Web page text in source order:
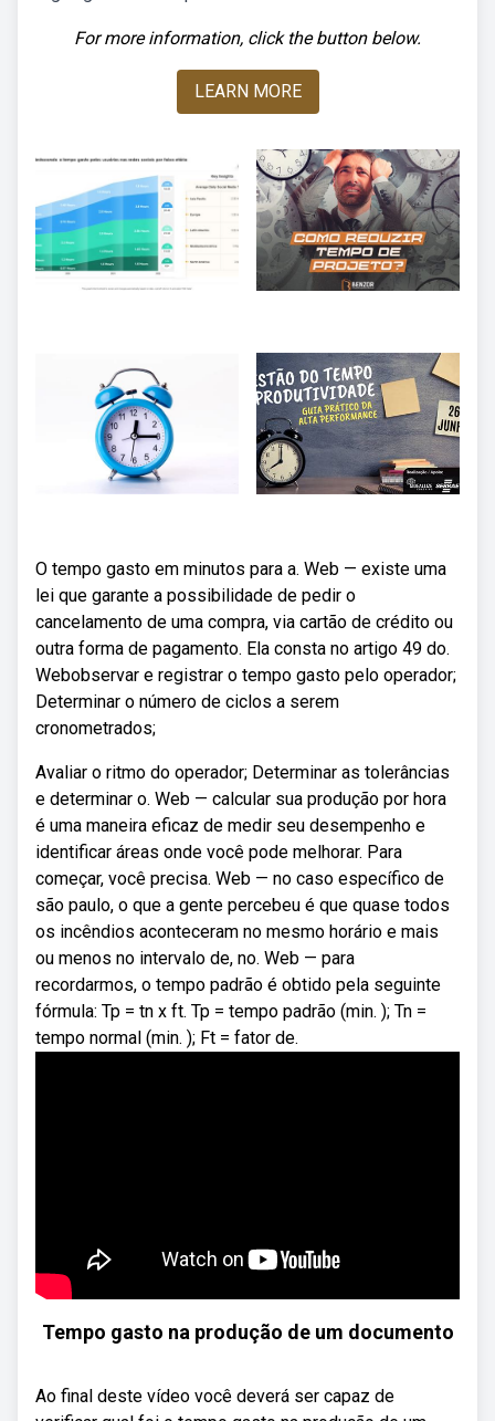
For more information, click the button below.
LEARN MORE
O tempo gasto em minutos para a. Web — existe uma
lei que garante a possibilidade de pedir o
cancelamento de uma compra, via cartão de crédito ou
outra forma de pagamento. Ela consta no artigo 49 do.
Webobservar e registrar o tempo gasto pelo operador;
Determinar o número de ciclos a serem
cronometrados;
Avaliar o ritmo do operador; Determinar as tolerâncias
e determinar o. Web — calcular sua produção por hora
é uma maneira eficaz de medir seu desempenho e
identificar áreas onde você pode melhorar. Para
começar, você precisa. Web — no caso específico de
são paulo, o que a gente percebeu é que quase todos
os incêndios aconteceram no mesmo horário e mais
ou menos no intervalo de, no. Web — para
recordarmos, o tempo padrão é obtido pela seguinte
fórmula: Tp = tn x ft. Tp = tempo padrão (min. ); Tn =
tempo normal (min. ); Ft = fator de.
Tempo gasto na produção de um documento
Ao final deste vídeo você deverá ser capaz de